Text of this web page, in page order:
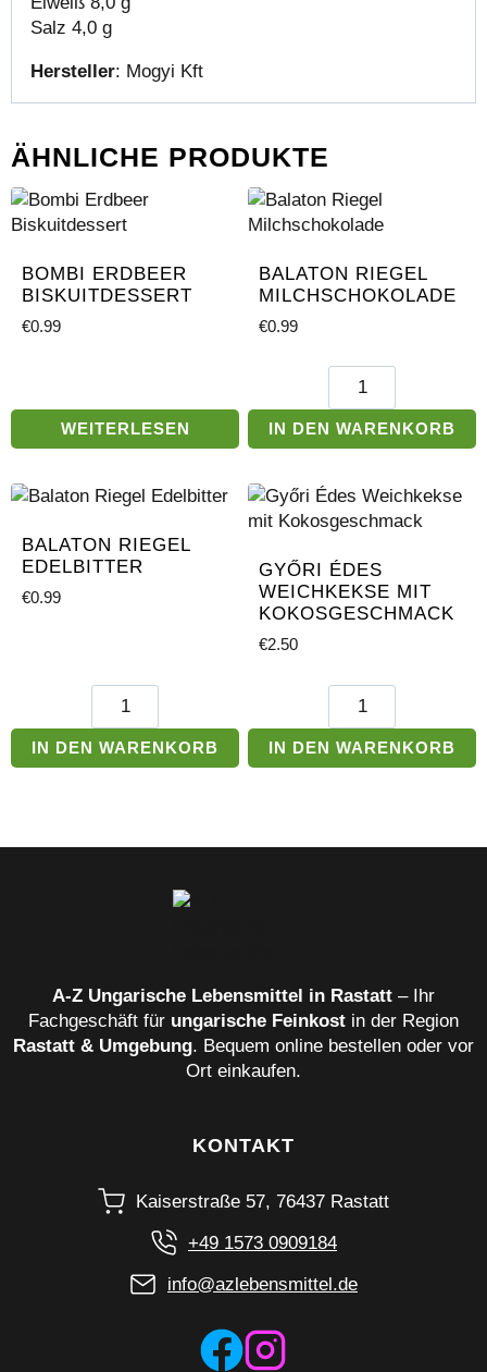
Salz 4,0 g
Hersteller: Mogyi Kft
ÄHNLICHE PRODUKTE
BOMBI ERDBEER
BISKUITDESSERT
€0.99
WEITERLESEN
BALATON RIEGEL
MILCHSCHOKOLADE
€0.99
Balaton
Riegel
Milchschokolade
Menge
IN DEN WARENKORB
BALATON RIEGEL
EDELBITTER
€0.99
Balaton
Edelbitter
Menge
IN DEN WARENKORB
GYŐRI ÉDES
WEICHKEKSE MIT
KOKOSGESCHMACK
€2.50
Győri
Weichkekse
mit
IN DEN WARENKORB
A‑Z Ungarische Lebensmittel in Rastatt – Ihr
Fachgeschäft für ungarische Feinkost in der Region
Rastatt & Umgebung. Bequem online bestellen oder vor
Ort einkaufen.
KONTAKT
Kaiserstraße 57, 76437 Rastatt
+49 1573 0909184
info@azlebensmittel.de